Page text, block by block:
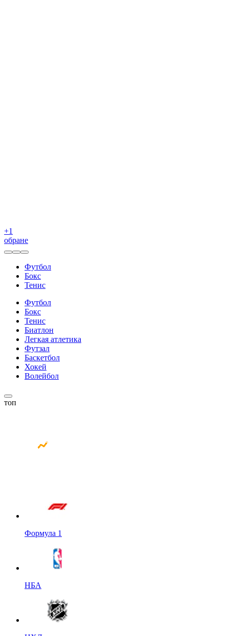
+1
обране
Футбол
Бокс
Тенис
Футбол
Бокс
Тенис
Биатлон
Легкая атлетика
Футзал
Баскетбол
Хокей
Волейбол
топ
Формула 1
НБА